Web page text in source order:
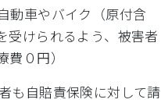
動車やバイク（原付含
受けられるよう、被害者
０円）
も自賠責保険に対して請